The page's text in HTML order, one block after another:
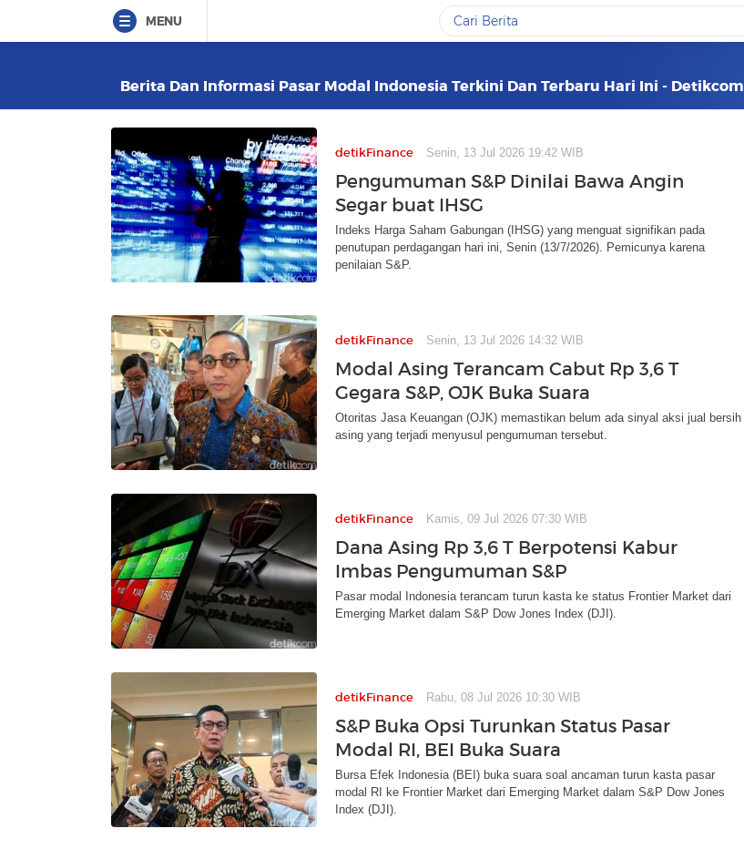
MENU
Berita Dan Informasi Pasar Modal Indonesia Terkini Dan Terbaru Hari Ini - Detikcom
detikFinance Senin, 13 Jul 2026 19:42 WIB
Pengumuman S&P Dinilai Bawa Angin
Segar buat IHSG
Indeks Harga Saham Gabungan (IHSG) yang menguat signifikan pada
penutupan perdagangan hari ini, Senin (13/7/2026). Pemicunya karena
penilaian S&P.
detikFinance Senin, 13 Jul 2026 14:32 WIB
Modal Asing Terancam Cabut Rp 3,6 T
Gegara S&P, OJK Buka Suara
Otoritas Jasa Keuangan (OJK) memastikan belum ada sinyal aksi jual bersih
asing yang terjadi menyusul pengumuman tersebut.
detikFinance Kamis, 09 Jul 2026 07:30 WIB
Dana Asing Rp 3,6 T Berpotensi Kabur
Imbas Pengumuman S&P
Pasar modal Indonesia terancam turun kasta ke status Frontier Market dari
Emerging Market dalam S&P Dow Jones Index (DJI).
detikFinance Rabu, 08 Jul 2026 10:30 WIB
S&P Buka Opsi Turunkan Status Pasar
Modal RI, BEI Buka Suara
Bursa Efek Indonesia (BEI) buka suara soal ancaman turun kasta pasar
modal RI ke Frontier Market dari Emerging Market dalam S&P Dow Jones
Index (DJI).